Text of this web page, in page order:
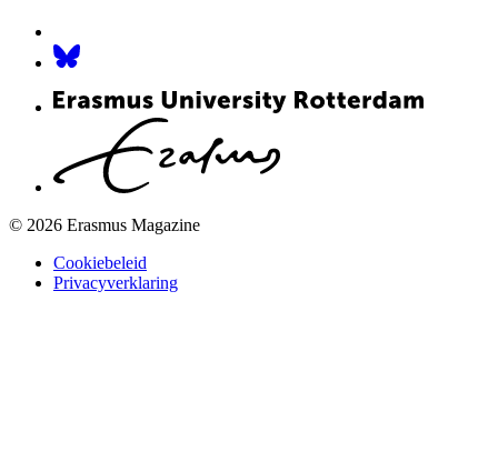
© 2026 Erasmus Magazine
Cookiebeleid
Privacyverklaring